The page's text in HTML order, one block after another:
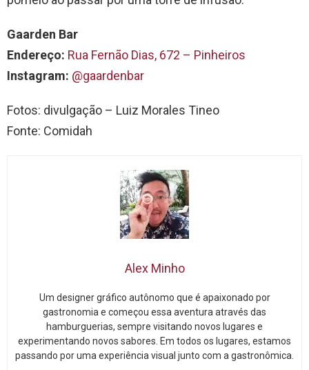
Gaarden Bar
Endereço: Rua Fernão Dias, 672 – Pinheiros
Instagram: @gaardenbar
Fotos: divulgação – Luiz Morales Tineo
Fonte: Comidah
Alex Minho
Um designer gráfico autônomo que é apaixonado por
gastronomia e começou essa aventura através das
hamburguerias, sempre visitando novos lugares e
experimentando novos sabores. Em todos os lugares, estamos
passando por uma experiência visual junto com a gastronômica.